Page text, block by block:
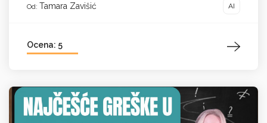
Od: Tamara Zavišić AI
Ocena: 5